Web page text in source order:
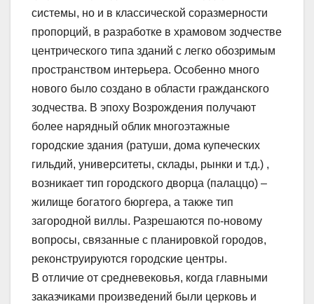
системы, но и в классической соразмерности
пропорций, в разработке в храмовом зодчестве
центрического типа зданий с легко обозримым
пространством интерьера. Особенно много
нового было создано в области гражданского
зодчества. В эпоху Возрождения получают
более нарядный облик многоэтажные
городские здания (ратуши, дома купеческих
гильдий, университеты, склады, рынки и т.д.) ,
возникает тип городского дворца (палаццо) –
жилище богатого бюргера, а также тип
загородной виллы. Разрешаются по-новому
вопросы, связанные с планировкой городов,
реконструируются городские центры.
В отличие от средневековья, когда главными
заказчиками произведений были церковь и